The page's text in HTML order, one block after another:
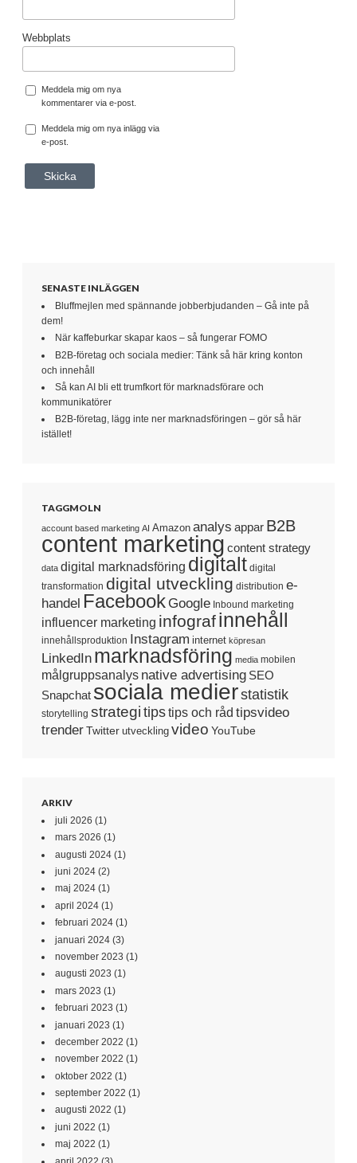
Webbplats
Meddela mig om nya
kommentarer via e-post.
Meddela mig om nya inlägg via
e-post.
SENASTE INLÄGGEN
Bluffmejlen med spännande jobberbjudanden – Gå inte på
dem!
När kaffeburkar skapar kaos – så fungerar FOMO
B2B-företag och sociala medier: Tänk så här kring konton
och innehåll
Så kan AI bli ett trumfkort för marknadsförare och
kommunikatörer
B2B-företag, lägg inte ner marknadsföringen – gör så här
istället!
TAGGMOLN
account based marketing AI Amazon analys appar B2B
content marketing content strategy
data digital marknadsföring digitalt digital
transformation digital utveckling distribution e-
handel Facebook Google Inbound marketing
influencer marketing infografinnehåll
innehållsproduktion Instagram internet köpresan
LinkedIn marknadsföring media mobilen
målgruppsanalys native advertising SEO
Snapchat sociala medierstatistik
storytelling strategi tipstips och råd tipsvideo
trenderTwitter utveckling video YouTube
ARKIV
juli 2026 (1)
mars 2026 (1)
augusti 2024 (1)
juni 2024 (2)
maj 2024 (1)
april 2024 (1)
februari 2024 (1)
januari 2024 (3)
november 2023 (1)
augusti 2023 (1)
mars 2023 (1)
februari 2023 (1)
januari 2023 (1)
december 2022 (1)
november 2022 (1)
oktober 2022 (1)
september 2022 (1)
augusti 2022 (1)
juni 2022 (1)
maj 2022 (1)